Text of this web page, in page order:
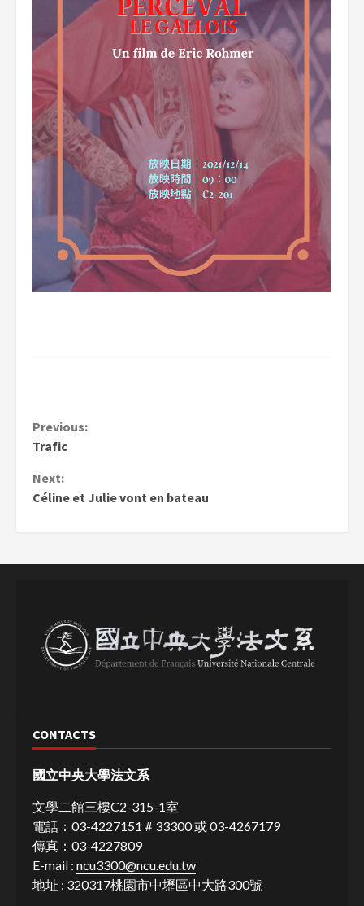
Continue
Previous:
Trafic
Next:
Céline et Julie vont en bateau
CONTACTS
國立中央大學法文系
文學二館三樓C2-315-1室
電話：03-4227151＃33300 或 03-4267179
傳真：03-4227809
E-mail : ncu3300@ncu.edu.tw
地址 : 320317桃園市中壢區中大路300號